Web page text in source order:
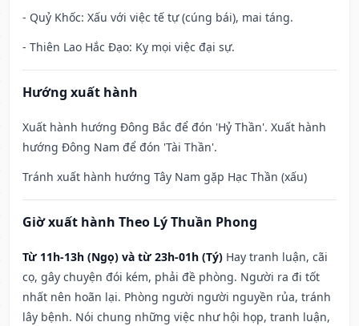
- Quỷ Khốc: Xấu với việc tế tự (cúng bái), mai táng.
- Thiên Lao Hắc Đạo: Kỵ mọi việc đại sự.
Hướng xuất hành
Xuất hành hướng Đông Bắc để đón 'Hỷ Thần'. Xuất hành
hướng Đông Nam để đón 'Tài Thần'.
Tránh xuất hành hướng Tây Nam gặp Hạc Thần (xấu)
Giờ xuất hành Theo Lý Thuần Phong
Từ 11h-13h (Ngọ) và từ 23h-01h (Tý) Hay tranh luận, cãi
cọ, gây chuyện đói kém, phải đề phòng. Người ra đi tốt
nhất nên hoãn lại. Phòng người người nguyền rủa, tránh
lây bệnh. Nói chung những việc như hội họp, tranh luận,